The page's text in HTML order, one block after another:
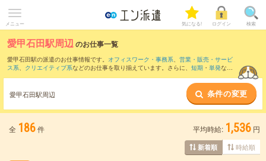
メニュー 気になる! ログイン 検索
愛甲石田駅周辺のお仕事一覧
愛甲石田駅の派遣のお仕事情報です。 オフィスワーク・事務系、 営業・販売・サービ
ス系、 クリエイティブ系などのお仕事を取り揃えています。さらに、 短期 ・ 単発など
また、本厚木駅・ 辻堂駅 など近隣駅のお
仕事もご確認いただけます。
愛甲石田駅周辺 条件の変更
全 186件 平均時給: 1,536 円
新着順 時給順